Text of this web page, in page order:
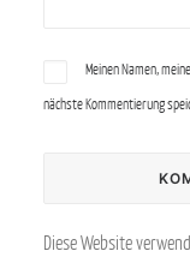
Meinen Namen,
nächste Kommentierung
Diese Website